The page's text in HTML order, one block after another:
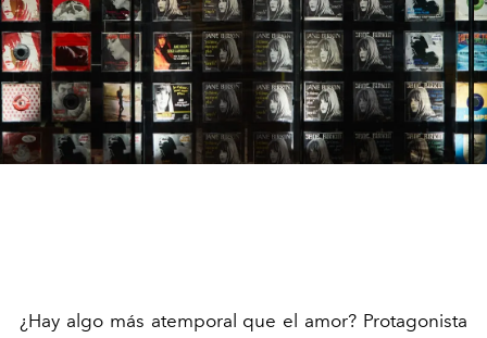
¿Hay algo más atemporal que el amor? Protagonista